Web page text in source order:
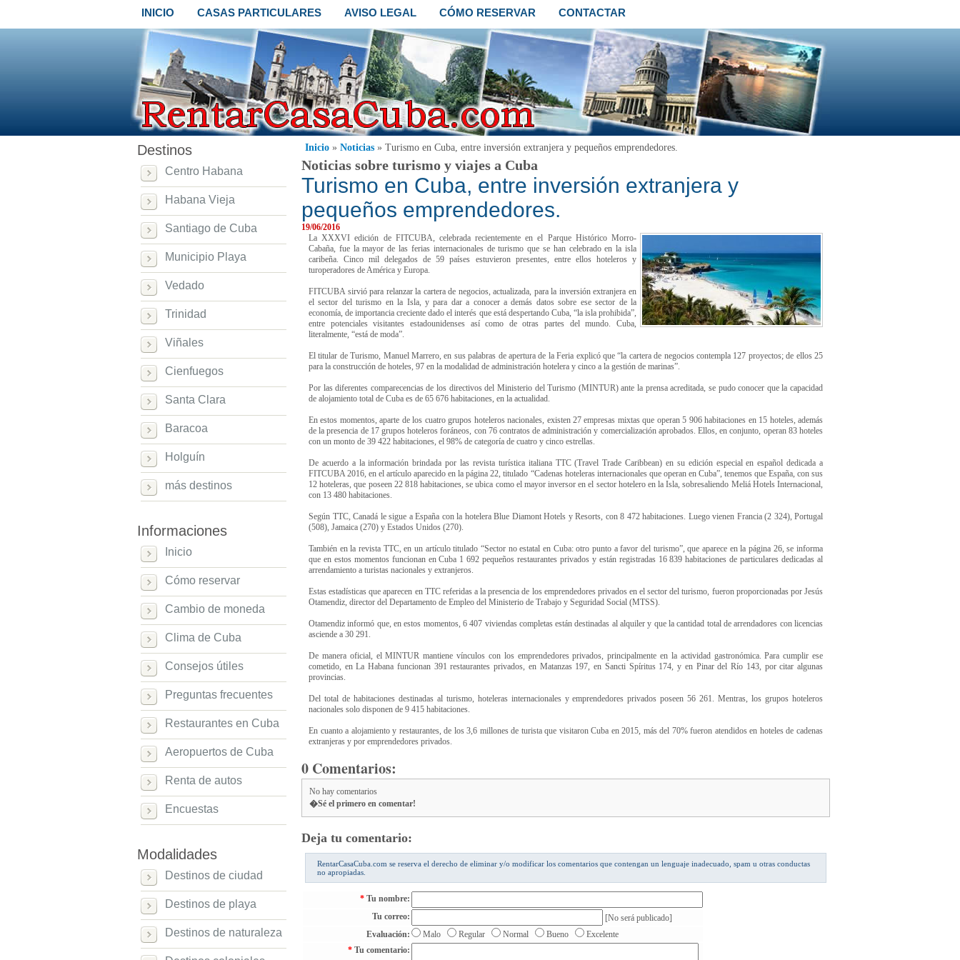
INICIO CASAS PARTICULARES AVISO LEGAL CÓMO RESERVAR CONTACTAR
Destinos
Centro Habana
Habana Vieja
Santiago de Cuba
Municipio Playa
Vedado
Trinidad
Viñales
Cienfuegos
Santa Clara
Baracoa
Holguín
más destinos
Informaciones
Inicio
Cómo reservar
Cambio de moneda
Clima de Cuba
Consejos útiles
Preguntas frecuentes
Restaurantes en Cuba
Aeropuertos de Cuba
Renta de autos
Encuestas
Modalidades
Destinos de ciudad
Destinos de playa
Destinos de naturaleza
Inicio » Noticias » Turismo en Cuba, entre inversión extranjera y pequeños emprendedores.
Noticias sobre turismo y viajes a Cuba
Turismo en Cuba, entre inversión extranjera y
pequeños emprendedores.
19/06/2016
La XXXVI edición de FITCUBA, celebrada recientemente en el Parque Histórico Morro-
Cabaña, fue la mayor de las ferias internacionales de turismo que se han celebrado en la isla
caribeña. Cinco mil delegados de 59 países estuvieron presentes, entre ellos hoteleros y
turoperadores de América y Europa.
FITCUBA sirvió para relanzar la cartera de negocios, actualizada, para la inversión extranjera en
el sector del turismo en la Isla, y para dar a conocer a demás datos sobre ese sector de la
economía, de importancia creciente dado el interés que está despertando Cuba, “la isla prohibida”,
entre potenciales visitantes estadounidenses así como de otras partes del mundo. Cuba,
literalmente, “está de moda”.
El titular de Turismo, Manuel Marrero, en sus palabras de apertura de la Feria explicó que “la cartera de negocios contempla 127 proyectos; de ellos 25
para la construcción de hoteles, 97 en la modalidad de administración hotelera y cinco a la gestión de marinas”.
Por las diferentes comparecencias de los directivos del Ministerio del Turismo (MINTUR) ante la prensa acreditada, se pudo conocer que la capacidad
de alojamiento total de Cuba es de 65 676 habitaciones, en la actualidad.
En estos momentos, aparte de los cuatro grupos hoteleros nacionales, existen 27 empresas mixtas que operan 5 906 habitaciones en 15 hoteles, además
de la presencia de 17 grupos hoteleros foráneos, con 76 contratos de administración y comercialización aprobados. Ellos, en conjunto, operan 83 hoteles
con un monto de 39 422 habitaciones, el 98% de categoría de cuatro y cinco estrellas.
De acuerdo a la información brindada por las revista turística italiana TTC (Travel Trade Caribbean) en su edición especial en español dedicada a
FITCUBA 2016, en el artículo aparecido en la página 22, titulado “Cadenas hoteleras internacionales que operan en Cuba”, tenemos que España, con sus
12 hoteleras, que poseen 22 818 habitaciones, se ubica como el mayor inversor en el sector hotelero en la Isla, sobresaliendo Meliá Hotels Internacional,
con 13 480 habitaciones.
Según TTC, Canadá le sigue a España con la hotelera Blue Diamont Hotels y Resorts, con 8 472 habitaciones. Luego vienen Francia (2 324), Portugal
(508), Jamaica (270) y Estados Unidos (270).
También en la revista TTC, en un artículo titulado “Sector no estatal en Cuba: otro punto a favor del turismo”, que aparece en la página 26, se informa
que en estos momentos funcionan en Cuba 1 692 pequeños restaurantes privados y están registradas 16 839 habitaciones de particulares dedicadas al
arrendamiento a turistas nacionales y extranjeros.
Estas estadísticas que aparecen en TTC referidas a la presencia de los emprendedores privados en el sector del turismo, fueron proporcionadas por Jesús
Otamendiz, director del Departamento de Empleo del Ministerio de Trabajo y Seguridad Social (MTSS).
Otamendiz informó que, en estos momentos, 6 407 viviendas completas están destinadas al alquiler y que la cantidad total de arrendadores con licencias
asciende a 30 291.
De manera oficial, el MINTUR mantiene vínculos con los emprendedores privados, principalmente en la actividad gastronómica. Para cumplir ese
cometido, en La Habana funcionan 391 restaurantes privados, en Matanzas 197, en Sancti Spíritus 174, y en Pinar del Río 143, por citar algunas
provincias.
Del total de habitaciones destinadas al turismo, hoteleras internacionales y emprendedores privados poseen 56 261. Mentras, los grupos hoteleros
nacionales solo disponen de 9 415 habitaciones.
En cuanto a alojamiento y restaurantes, de los 3,6 millones de turista que visitaron Cuba en 2015, más del 70% fueron atendidos en hoteles de cadenas
extranjeras y por emprendedores privados.
0 Comentarios:
No hay comentarios
�Sé el primero en comentar!
Deja tu comentario:
RentarCasaCuba.com se reserva el derecho de eliminar y/o modificar los comentarios que contengan un lenguaje inadecuado, spam u otras conductas
no apropiadas.
* Tu nombre:
Tu correo:
[No será publicado]
Evaluación:
Malo Regular Normal Bueno
Excelente
* Tu comentario: